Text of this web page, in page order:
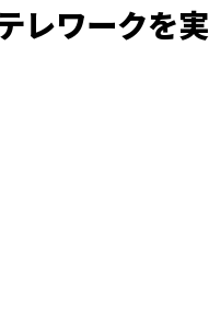
レワークを実